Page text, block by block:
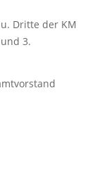
Dritte der KM
3.